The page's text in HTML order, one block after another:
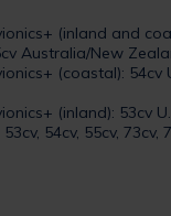
(inland and
Australia/New
(coastal): 54cv
(inland): 53cv
54cv, 55cv, 73cv,